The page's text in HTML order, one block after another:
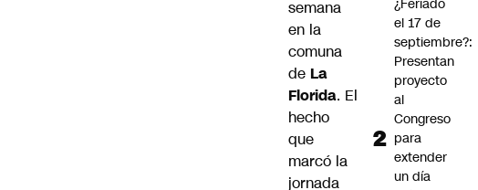
semana
en la
comuna
de La
Florida. El
hecho
que
marcó la
jornada
¿Feriado
el 17 de
septiembre?:
Presentan
proyecto
al
Congreso
para
extender
un día